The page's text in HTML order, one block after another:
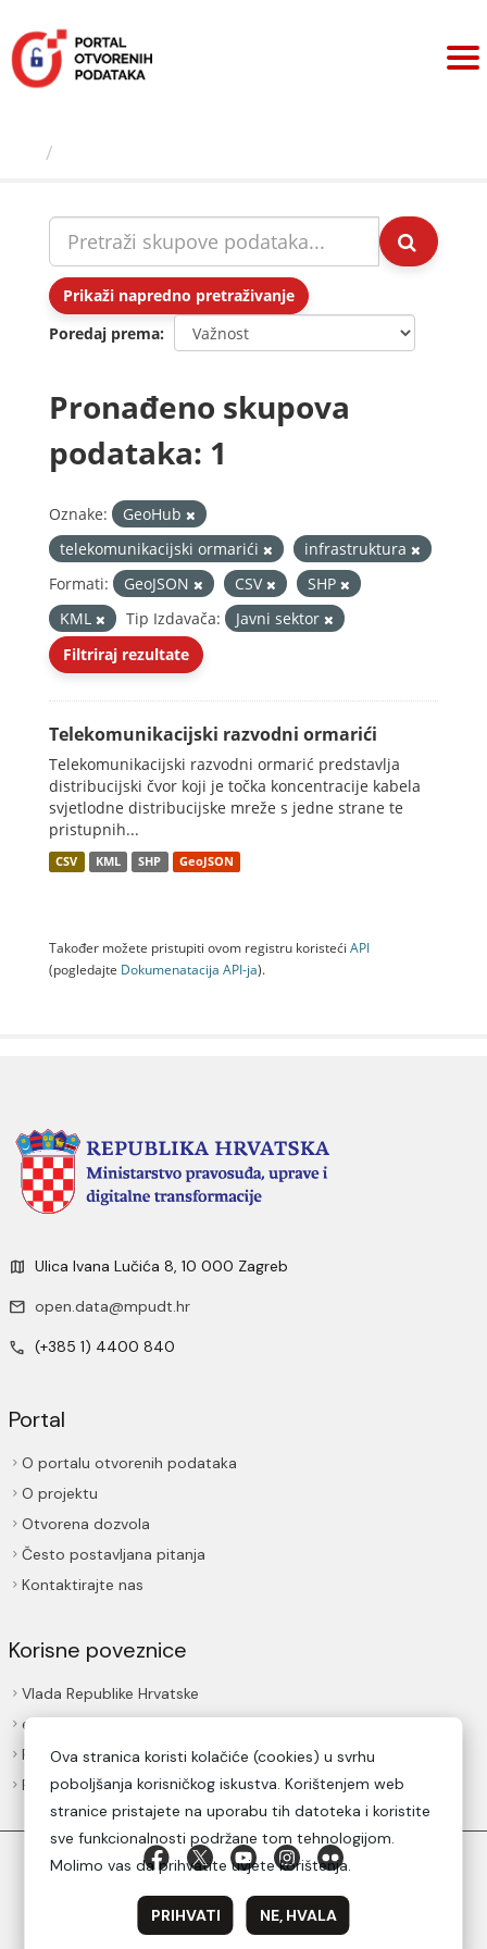
sadržaj
Prikaži napredno pretraživanje
Poredaj prema
Pronađeno skupova
podataka: 1
Oznake:
GeoHub
telekomunikacijski ormarići
infrastruktura
Formati:
GeoJSON CSV
SHP
KML
Tip Izdavača:
Javni sektor
Filtriraj rezultate
Telekomunikacijski razvodni ormarići
Telekomunikacijski razvodni ormarić predstavlja
distribucijski čvor koji je točka koncentracije kabela
svjetlodne distribucijske mreže s jedne strane te
pristupnih...
CSV KML SHP GeoJSON
Također možete pristupiti ovom registru koristeći API
(pogledajte Dokumenаtаcijа API-jа).